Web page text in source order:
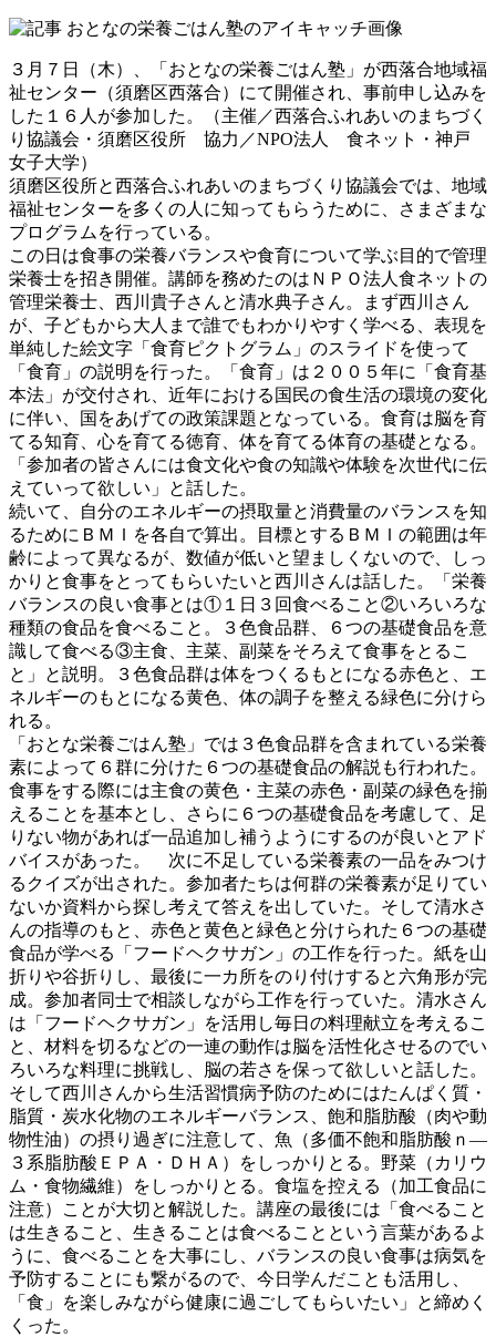
３月７日（木）、「おとなの栄養ごはん塾」が西落合地域福
祉センター（須磨区西落合）にて開催され、事前申し込みを
した１６人が参加した。（主催／西落合ふれあいのまちづく
り協議会・須磨区役所 協力／NPO法人 食ネット・神戸
女子大学）
須磨区役所と西落合ふれあいのまちづくり協議会では、地域
福祉センターを多くの人に知ってもらうために、さまざまな
プログラムを行っている。
この日は食事の栄養バランスや食育について学ぶ目的で管理
栄養士を招き開催。講師を務めたのはＮＰＯ法人食ネットの
管理栄養士、西川貴子さんと清水典子さん。まず西川さん
が、子どもから大人まで誰でもわかりやすく学べる、表現を
単純した絵文字「食育ピクトグラム」のスライドを使って
「食育」の説明を行った。「食育」は２００５年に「食育基
本法」が交付され、近年における国民の食生活の環境の変化
に伴い、国をあげての政策課題となっている。食育は脳を育
てる知育、心を育てる徳育、体を育てる体育の基礎となる。
「参加者の皆さんには食文化や食の知識や体験を次世代に伝
えていって欲しい」と話した。
続いて、自分のエネルギーの摂取量と消費量のバランスを知
るためにＢＭＩを各自で算出。目標とするＢＭＩの範囲は年
齢によって異なるが、数値が低いと望ましくないので、しっ
かりと食事をとってもらいたいと西川さんは話した。「栄養
バランスの良い食事とは①１日３回食べること②いろいろな
種類の食品を食べること。３色食品群、６つの基礎食品を意
識して食べる③主食、主菜、副菜をそろえて食事をとるこ
と」と説明。３色食品群は体をつくるもとになる赤色と、エ
ネルギーのもとになる黄色、体の調子を整える緑色に分けら
れる。
「おとな栄養ごはん塾」では３色食品群を含まれている栄養
素によって６群に分けた６つの基礎食品の解説も行われた。
食事をする際には主食の黄色・主菜の赤色・副菜の緑色を揃
えることを基本とし、さらに６つの基礎食品を考慮して、足
りない物があれば一品追加し補うようにするのが良いとアド
バイスがあった。 次に不足している栄養素の一品をみつけ
るクイズが出された。参加者たちは何群の栄養素が足りてい
ないか資料から探し考えて答えを出していた。そして清水さ
んの指導のもと、赤色と黄色と緑色と分けられた６つの基礎
食品が学べる「フードヘクサガン」の工作を行った。紙を山
折りや谷折りし、最後に一カ所をのり付けすると六角形が完
成。参加者同士で相談しながら工作を行っていた。清水さん
は「フードヘクサガン」を活用し毎日の料理献立を考えるこ
と、材料を切るなどの一連の動作は脳を活性化させるのでい
ろいろな料理に挑戦し、脳の若さを保って欲しいと話した。
そして西川さんから生活習慣病予防のためにはたんぱく質・
脂質・炭水化物のエネルギーバランス、飽和脂肪酸（肉や動
物性油）の摂り過ぎに注意して、魚（多価不飽和脂肪酸ｎ―
３系脂肪酸ＥＰＡ・ＤＨＡ）をしっかりとる。野菜（カリウ
ム・食物繊維）をしっかりとる。食塩を控える（加工食品に
注意）ことが大切と解説した。講座の最後には「食べること
は生きること、生きることは食べることという言葉があるよ
うに、食べることを大事にし、バランスの良い食事は病気を
予防することにも繋がるので、今日学んだことも活用し、
「食」を楽しみながら健康に過ごしてもらいたい」と締めく
くった。